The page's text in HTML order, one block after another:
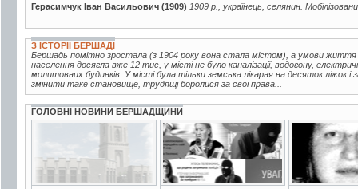
Герасимчук Іван Васильович (1909) 1909 р., українець, селянин.
З ІСТОРІЇ БЕРШАДІ
Бершадь помітно зростала (з 1904 року вона стала містом), а умови
населення досягла вже 12 тис, у місті не було каналізації, водогону,
молитовних будинків. У місті була тільки земська лікарня на десяток ліжок
змінити таке становище, трудящі боролися за свої права...
ГОЛОВНІ НОВИНИ БЕРШАДЩИНИ